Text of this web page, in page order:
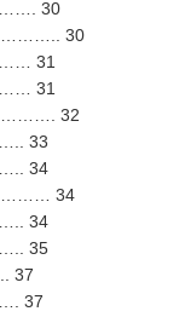
30
30
31
31
32
33
34
34
34
35
37
37